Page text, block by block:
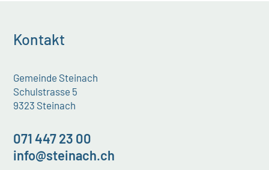
Kontakt
Gemeinde Steinach
Schulstrasse 5
9323 Steinach
071 447 23 00
info@steinach.ch